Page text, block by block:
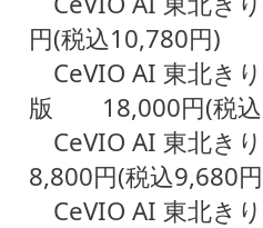
円(税込10,780円)
CeVIO AI 東北き
版 18,000円(税込
CeVIO AI 東北き
8,800円(税込9,680
CeVIO AI 東北き